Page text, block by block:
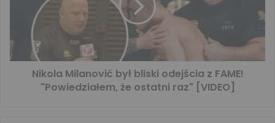
Nikola Milanović był bliski odejścia z FAME!
"Powiedziałem, że ostatni raz" [VIDEO]